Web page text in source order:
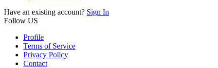
Have an existing account? Sign In
Follow US
Profile
Terms of Service
Privacy Policy
Contact